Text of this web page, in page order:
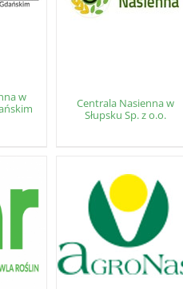
w
Centrala Nasienna w
Słupsku Sp. z o.o.